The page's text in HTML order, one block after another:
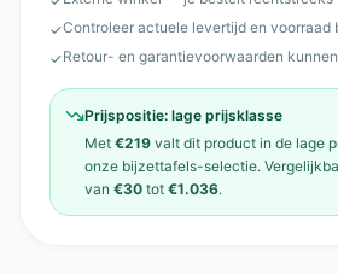
✓Controleer actuele levertijd en voorraad
✓Retour- en garantievoorwaarden
Prijspositie: lage prijsklasse
Met €219 valt dit product in de lage
onze bijzettafels-selectie.
van €30 tot €1.036.